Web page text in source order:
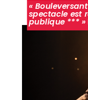
«
spectacle est
publique *** »